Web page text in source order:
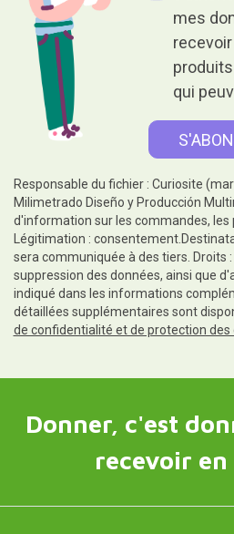
mes
qui
Responsable du fichier : Curiosite
Milimetrado Diseño y Producción
d'information sur les commandes, les
Légitimation :
sera communiquée à des tiers. Droits
suppression des données, ainsi que
indiqué dans les informations
détaillées supplémentaires sont
de confidentialité et de protection des
Donner, c'est
recevoir